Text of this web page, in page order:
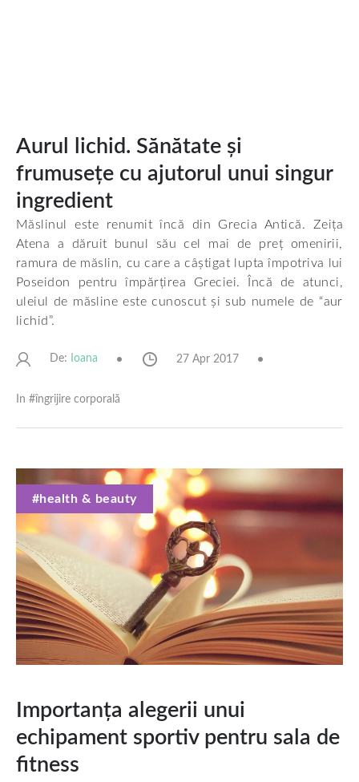
Aurul lichid. Sănătate și
frumusețe cu ajutorul unui singur
ingredient
Măslinul este renumit încă din Grecia Antică. Zeița
Atena a dăruit bunul său cel mai de preț omenirii,
ramura de măslin, cu care a câștigat lupta împotriva lui
Poseidon pentru împărțirea Greciei. Încă de atunci,
uleiul de măsline este cunoscut și sub numele de “aur
lichid”.
De: Ioana 27 Apr 2017
In #îngrijire corporală
#health & beauty
Importanța alegerii unui
echipament sportiv pentru sala de
fitness